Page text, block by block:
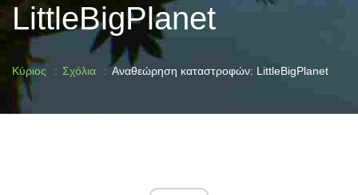
LittleBigPlanet
Κύριος Σχόλια Αναθεώρηση καταστροφών: LittleBigPlanet